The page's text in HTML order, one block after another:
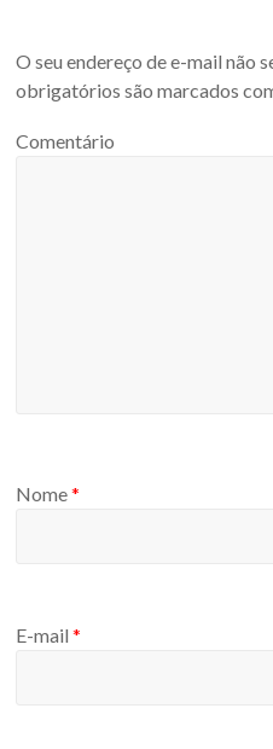
O seu endereço de e-mail não
obrigatórios são marcados
Comentário
Nome*
E-mail*